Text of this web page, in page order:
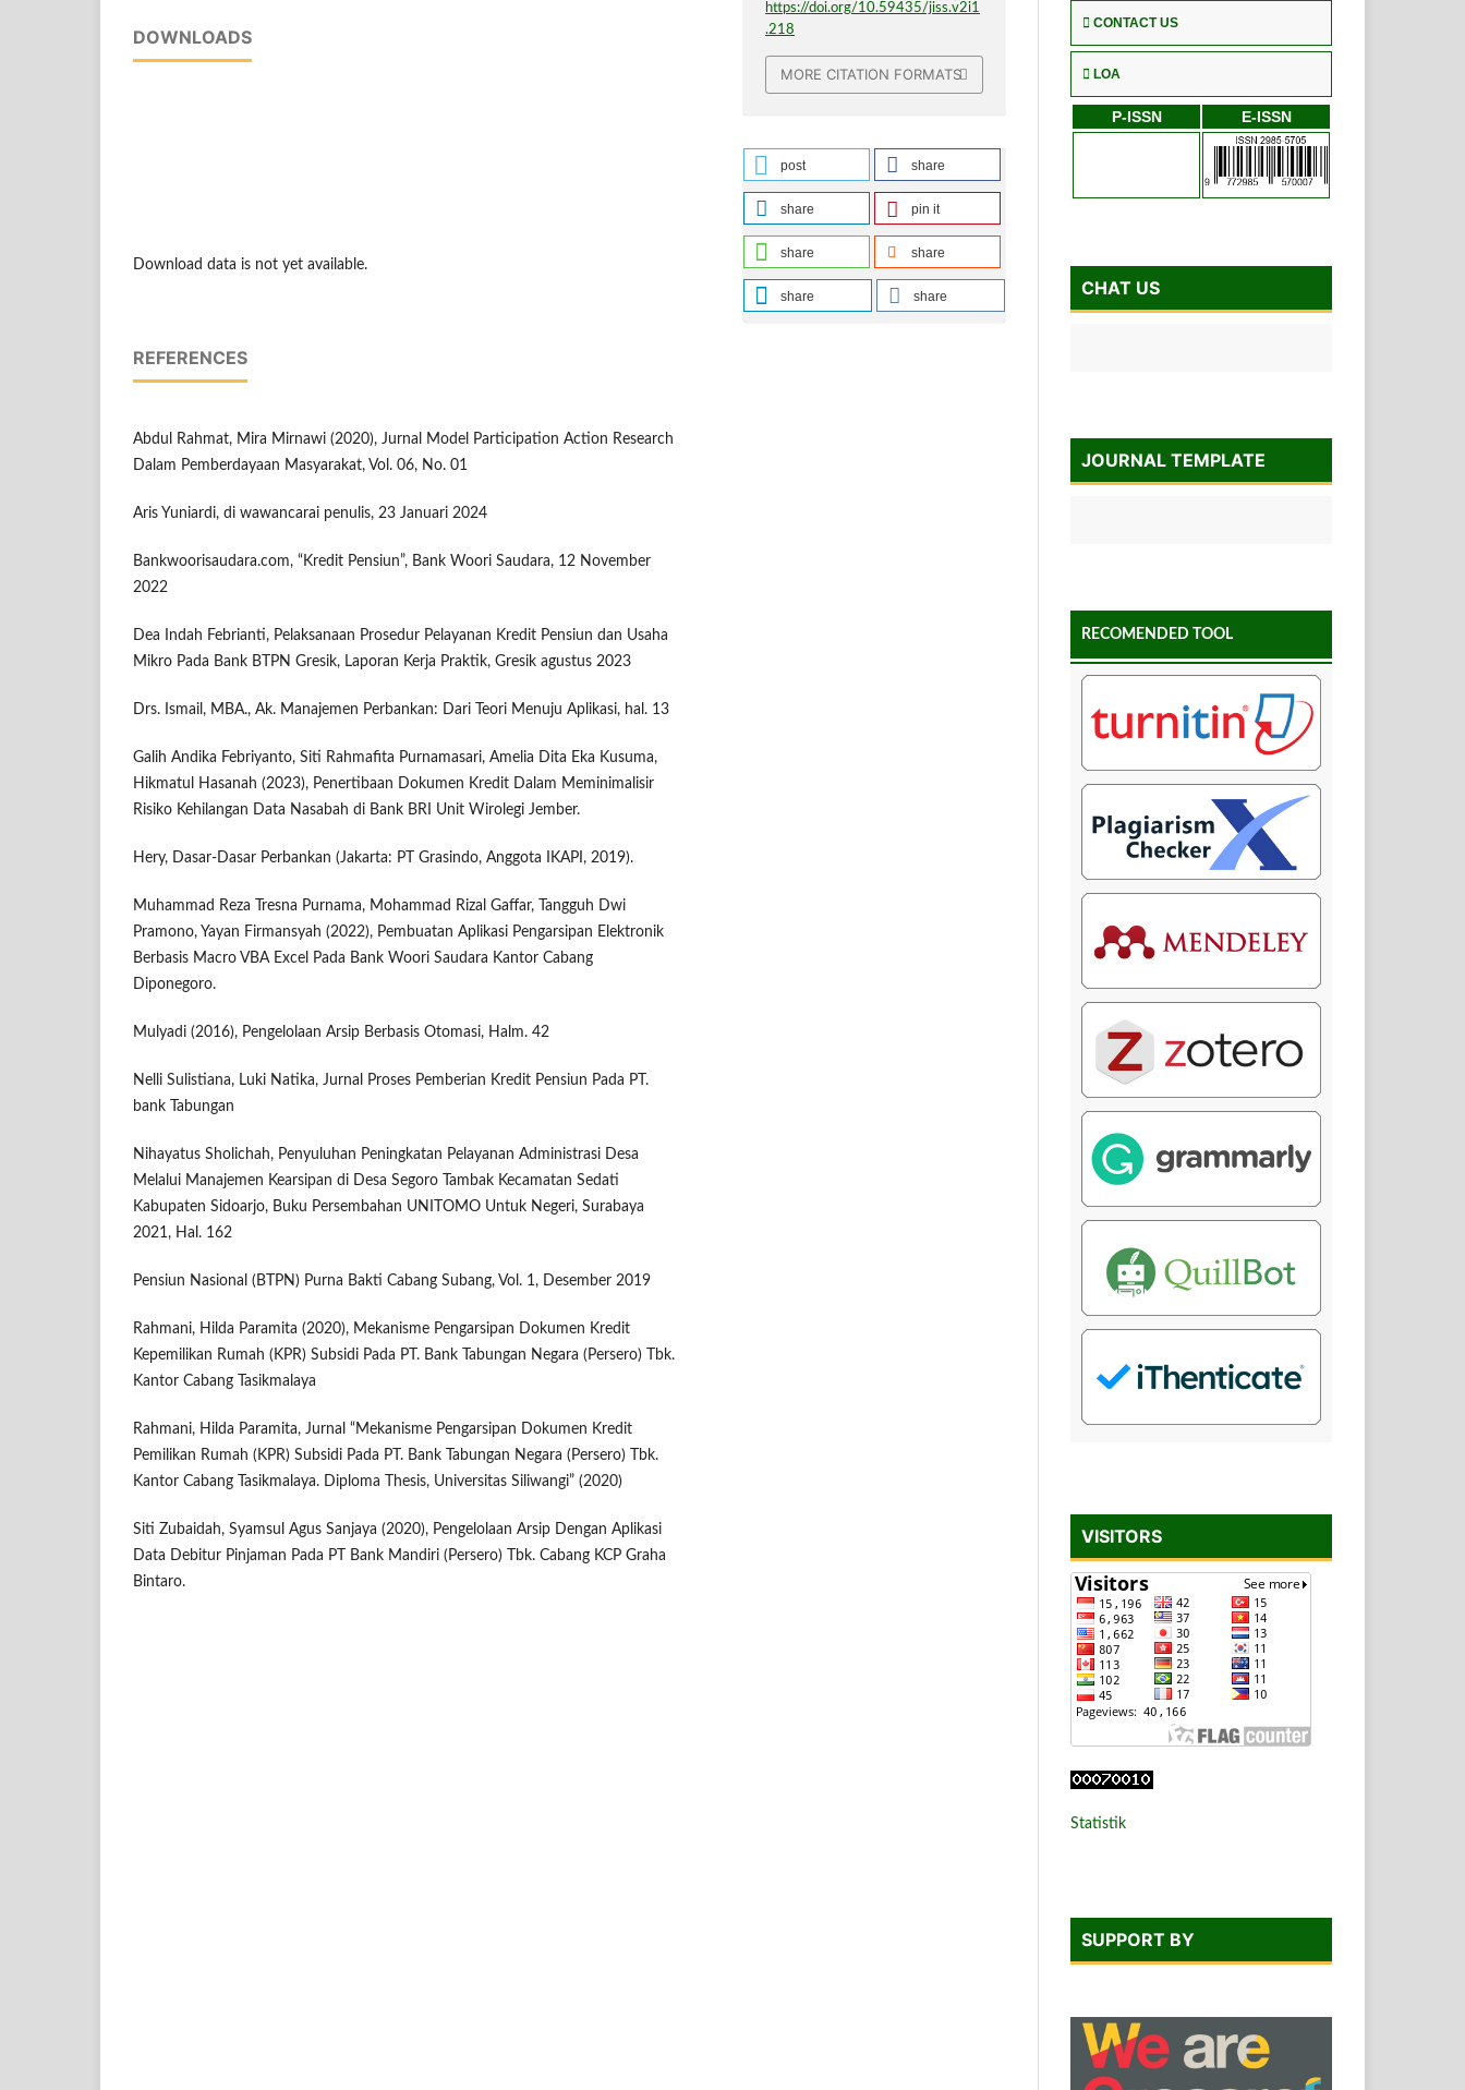
DOWNLOADS
Download data is not yet available.
REFERENCES
Abdul Rahmat, Mira Mirnawi (2020), Jurnal Model Participation Action Research
Dalam Pemberdayaan Masyarakat, Vol. 06, No. 01
Aris Yuniardi, di wawancarai penulis, 23 Januari 2024
Bankwoorisaudara.com, “Kredit Pensiun”, Bank Woori Saudara, 12 November
2022
Dea Indah Febrianti, Pelaksanaan Prosedur Pelayanan Kredit Pensiun dan Usaha
Mikro Pada Bank BTPN Gresik, Laporan Kerja Praktik, Gresik agustus 2023
Drs. Ismail, MBA., Ak. Manajemen Perbankan: Dari Teori Menuju Aplikasi, hal. 13
Galih Andika Febriyanto, Siti Rahmafita Purnamasari, Amelia Dita Eka Kusuma,
Hikmatul Hasanah (2023), Penertibaan Dokumen Kredit Dalam Meminimalisir
Risiko Kehilangan Data Nasabah di Bank BRI Unit Wirolegi Jember.
Hery, Dasar-Dasar Perbankan (Jakarta: PT Grasindo, Anggota IKAPI, 2019).
Muhammad Reza Tresna Purnama, Mohammad Rizal Gaffar, Tangguh Dwi
Pramono, Yayan Firmansyah (2022), Pembuatan Aplikasi Pengarsipan Elektronik
Berbasis Macro VBA Excel Pada Bank Woori Saudara Kantor Cabang
Diponegoro.
Mulyadi (2016), Pengelolaan Arsip Berbasis Otomasi, Halm. 42
Nelli Sulistiana, Luki Natika, Jurnal Proses Pemberian Kredit Pensiun Pada PT.
bank Tabungan
Nihayatus Sholichah, Penyuluhan Peningkatan Pelayanan Administrasi Desa
Melalui Manajemen Kearsipan di Desa Segoro Tambak Kecamatan Sedati
Kabupaten Sidoarjo, Buku Persembahan UNITOMO Untuk Negeri, Surabaya
2021, Hal. 162
Pensiun Nasional (BTPN) Purna Bakti Cabang Subang, Vol. 1, Desember 2019
Rahmani, Hilda Paramita (2020), Mekanisme Pengarsipan Dokumen Kredit
Kepemilikan Rumah (KPR) Subsidi Pada PT. Bank Tabungan Negara (Persero) Tbk.
Kantor Cabang Tasikmalaya
Rahmani, Hilda Paramita, Jurnal “Mekanisme Pengarsipan Dokumen Kredit
Pemilikan Rumah (KPR) Subsidi Pada PT. Bank Tabungan Negara (Persero) Tbk.
Kantor Cabang Tasikmalaya. Diploma Thesis, Universitas Siliwangi” (2020)
Siti Zubaidah, Syamsul Agus Sanjaya (2020), Pengelolaan Arsip Dengan Aplikasi
Data Debitur Pinjaman Pada PT Bank Mandiri (Persero) Tbk. Cabang KCP Graha
Bintaro.
https://doi.org/10.59435/jiss.v2i1
.218
MORE CITATION FORMATS
post share
share pin it
share share
share share
CONTACT US
LOA
P-ISSN E-ISSN
CHAT US
JOURNAL TEMPLATE
RECOMENDED TOOL
VISITORS
Statistik
SUPPORT BY